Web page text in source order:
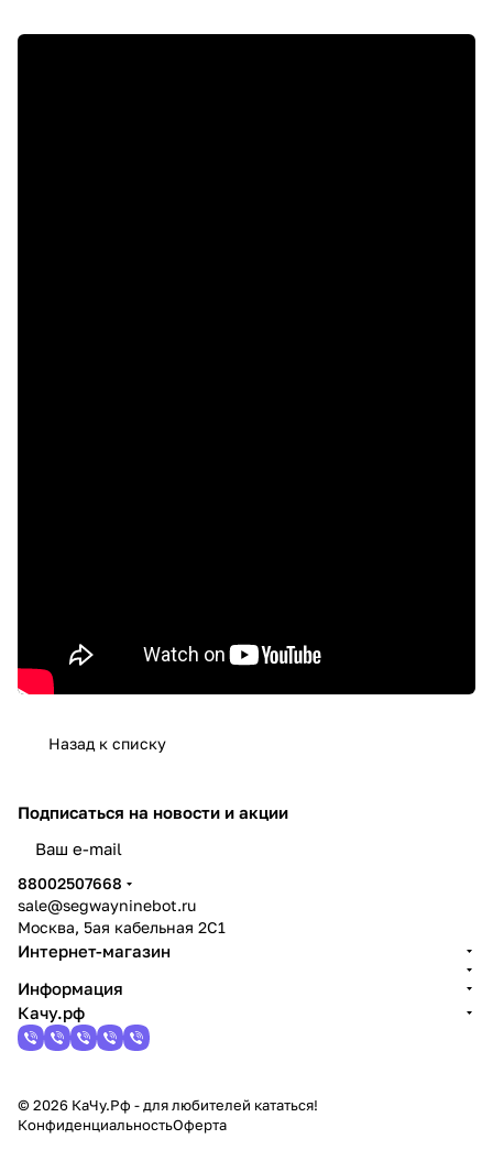
Назад к списку
Подписаться на новости и акции
88002507668
sale@segwayninebot.ru
Москва, 5ая кабельная 2С1
Интернет-магазин
Информация
Качу.рф
© 2026 КаЧу.Рф - для любителей кататься!
КонфиденциальностьОферта